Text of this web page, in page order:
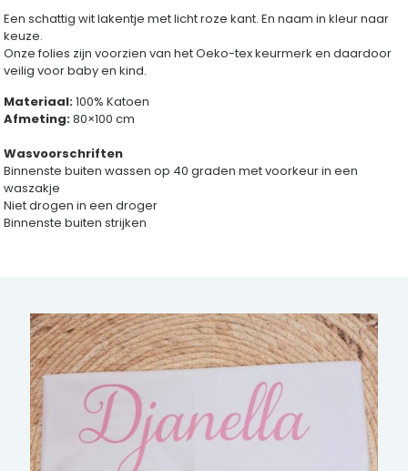
Een schattig wit lakentje met licht roze kant. En naam in kleur naar
keuze.
Onze folies zijn voorzien van het Oeko-tex keurmerk en daardoor
veilig voor baby en kind.
Materiaal:100% Katoen
Afmeting:80×100 cm
Wasvoorschriften
Binnenste buiten wassen op 40 graden met voorkeur in een
waszakje
Niet drogen in een droger
Binnenste buiten strijken